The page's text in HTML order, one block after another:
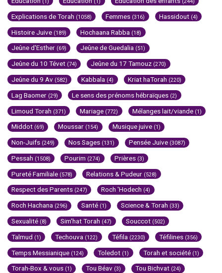
Explications de Torah (1058) Femmes (316) Hassidout (4)
Histoire Juive (189) Hochaana Rabba (18)
Jeûne d'Esther (69) Jeûne de Guedalia (51)
Jeûne du 10 Tévet (74) Jeûne du 17 Tamouz (270)
Jeûne du 9 Av (582) Kabbala (4) Kriat haTorah (220)
Lag Baomer (29) Le sens des prénoms hébraïques (2)
Limoud Torah (371) Mariage (772) Mélanges lait/viande (1)
Middot (69) Moussar (154) Musique juive (1)
Non-Juifs (249) Nos Sages (131) Pensée Juive (3087)
Pessah (1508) Pourim (274) Prières (3)
Pureté Familiale (578) Relations & Pudeur (528)
Respect des Parents (247) Roch 'Hodech (4)
Roch Hachana (296) Santé (1) Science & Torah (33)
Sexualité (8) Sim'hat Torah (47) Souccot (502)
Talmud (1) Techouva (122) Téfila (2230) Téfilines (356)
Temps Messianique (124) Toledot (1) Torah et société (1)
Torah-Box & vous (1) Tou Béav (3) Tou Bichvat (24)